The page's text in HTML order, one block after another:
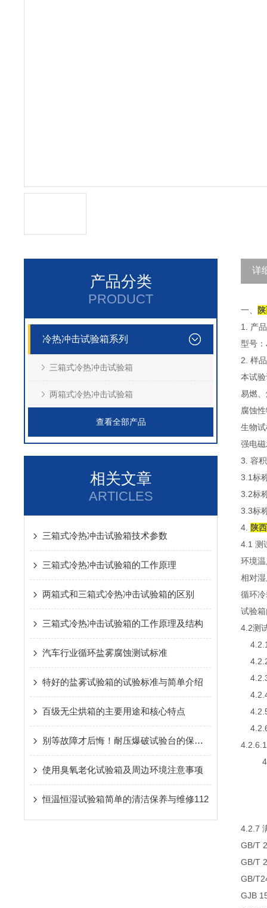
产品分类
PRODUCT
冷热冲击试验箱系列
三箱式冷热冲击试验箱
两箱式冷热冲击试验箱
查看全部产品
相关文章
ARTICLES
三箱式冷热冲击试验箱技术参数
三箱式冷热冲击试验箱的工作原理
两箱式和三箱式冷热冲击试验箱的区别
三箱式冷热冲击试验箱的工作原理及结构
汽车行业循环盐雾腐蚀测试标准
特好的盐雾试验箱的试验标准与简单介绍
百级无尘烘箱的主要用途和核心特点
别等故障才后悔！耐压爆破试验台的保养要点，现在知道还不晚
使用臭氧老化试验箱及周边环境注意事项
恒温恒湿试验箱简单的清洁保养与维修112
详
一、
1. 产
型号
2. 样
本试
易燃
腐蚀
生物
强电
3. 容
3.1标
3.2标
3.3标
4.
陕
4.1 测
环境
相对
循环
试验
4.2测
4.2.1
4.2.4
4.2.5
4.2.7
GB/T
GB/T
GB/
GJB